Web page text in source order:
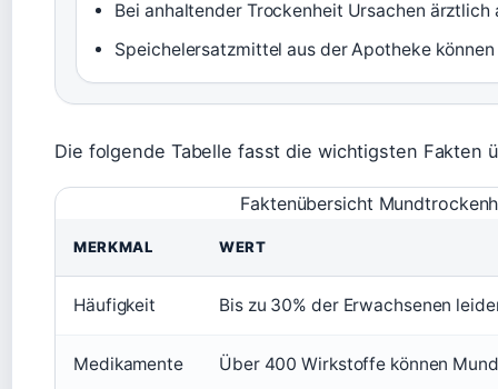
Bei anhaltender Trockenheit Ursachen ärztlich
Speichelersatzmittel aus der Apotheke
Die folgende Tabelle fasst die wichtigsten Fakten
Faktenübersicht
MERKMAL WERT
Häufigkeit Bis zu 30% der Erwachsenen
Medikamente Über 400 Wirkstoffe können